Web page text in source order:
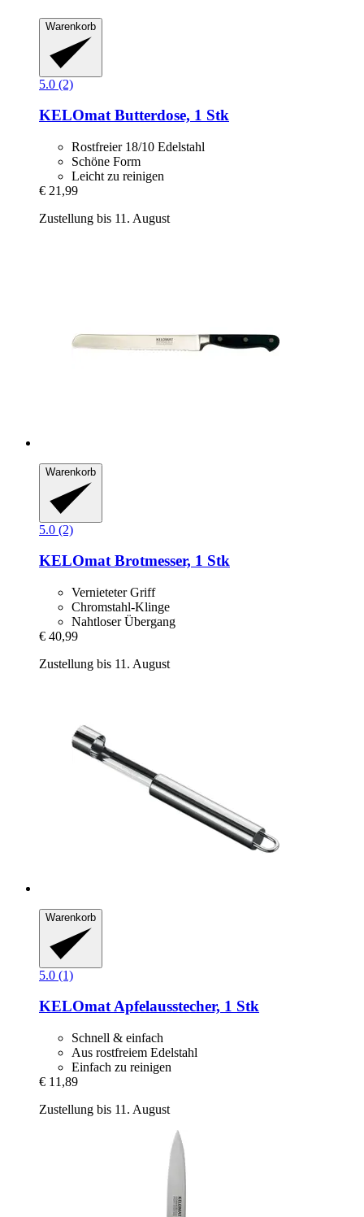
Warenkorb
5.0 (2)
KELOmatButterdose, 1 Stk
Rostfreier 18/10 Edelstahl
Schöne Form
Leicht zu reinigen
€ 21,99
Zustellung bis 11. August
Warenkorb
5.0 (2)
KELOmatBrotmesser, 1 Stk
Vernieteter Griff
Chromstahl-Klinge
Nahtloser Übergang
€ 40,99
Zustellung bis 11. August
Warenkorb
5.0 (1)
KELOmatApfelausstecher, 1 Stk
Schnell & einfach
Aus rostfreiem Edelstahl
Einfach zu reinigen
€ 11,89
Zustellung bis 11. August